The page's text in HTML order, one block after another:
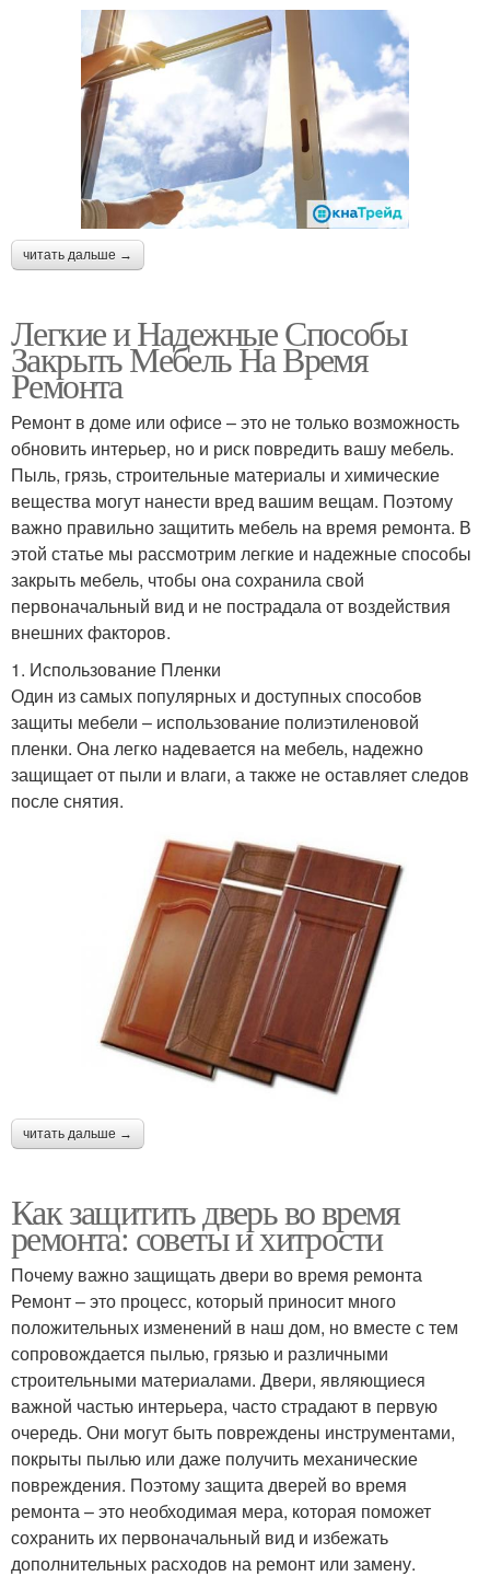
читать дальше →
Легкие и Надежные Способы
Закрыть Мебель На Время
Ремонта
Ремонт в доме или офисе – это не только возможность
обновить интерьер, но и риск повредить вашу мебель.
Пыль, грязь, строительные материалы и химические
вещества могут нанести вред вашим вещам. Поэтому
важно правильно защитить мебель на время ремонта. В
этой статье мы рассмотрим легкие и надежные способы
закрыть мебель, чтобы она сохранила свой
первоначальный вид и не пострадала от воздействия
внешних факторов.
1. Использование Пленки
Один из самых популярных и доступных способов
защиты мебели – использование полиэтиленовой
пленки. Она легко надевается на мебель, надежно
защищает от пыли и влаги, а также не оставляет следов
после снятия.
читать дальше →
Как защитить дверь во время
ремонта: советы и хитрости
Почему важно защищать двери во время ремонта
Ремонт – это процесс, который приносит много
положительных изменений в наш дом, но вместе с тем
сопровождается пылью, грязью и различными
строительными материалами. Двери, являющиеся
важной частью интерьера, часто страдают в первую
очередь. Они могут быть повреждены инструментами,
покрыты пылью или даже получить механические
повреждения. Поэтому защита дверей во время
ремонта – это необходимая мера, которая поможет
сохранить их первоначальный вид и избежать
дополнительных расходов на ремонт или замену.